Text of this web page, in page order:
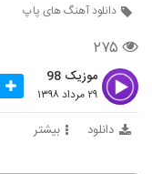
5823
دانلود آهنگ های پاپ
۲۷۵
موزیک 98
۲۹ مرداد ۱۳۹۸
دانلود بیشتر